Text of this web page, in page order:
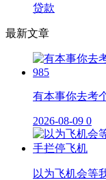
贷款
最新文章
有本事你去考
2026-08-09 0
以为飞机会等